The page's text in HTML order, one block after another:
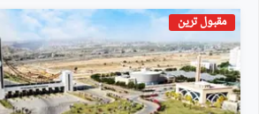
مقبول ترین